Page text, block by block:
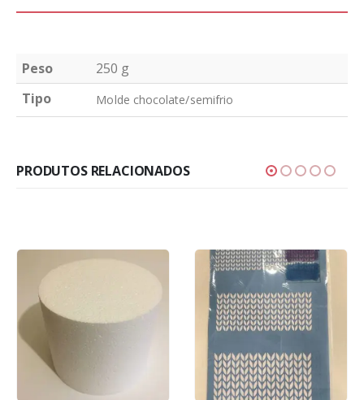
Peso
250 g
Tipo
Molde chocolate/semifrio
PRODUTOS RELACIONADOS